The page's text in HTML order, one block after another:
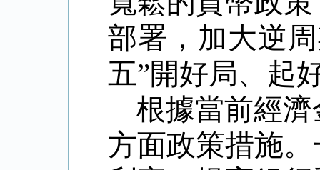
部署，加大逆
五”開好局、起
根據當前經
方面政策措施